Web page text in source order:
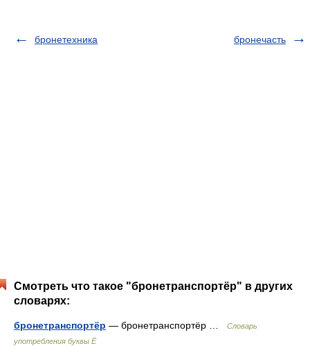
бронетехника бронечасть
Смотреть что такое "бронетранспортёр" в других
словарях:
бронетранспортёр — бронетранспортёр …
Словарь
употребления буквы Ё